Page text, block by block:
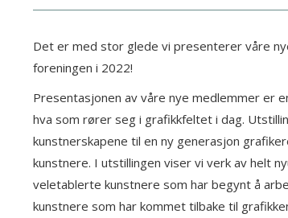
Det er med stor glede vi presenterer våre
foreningen i 2022!
Presentasjonen av våre nye medlemmer er
hva som rører seg i grafikkfeltet i dag.
kunstnerskapene til en ny generasjon
kunstnere. I utstillingen viser vi verk av helt
veletablerte kunstnere som har begynt å
kunstnere som har kommet tilbake til